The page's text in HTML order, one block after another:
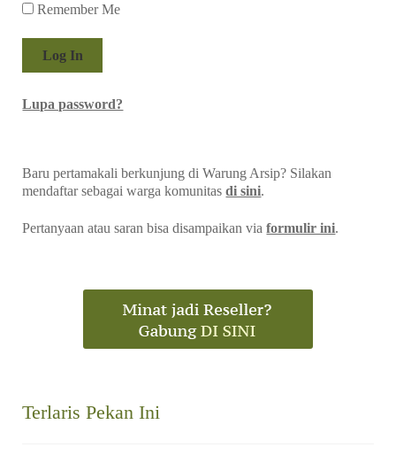
Remember Me
Lupa password?
Baru pertamakali berkunjung di Warung Arsip? Silakan
mendaftar sebagai warga komunitasdi sini.
Pertanyaan atau saran bisa disampaikan viaformulir ini.
Terlaris Pekan Ini